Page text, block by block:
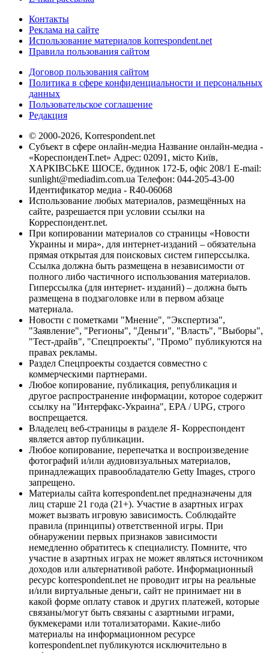
Контакты
Реклама на сайте
Использование материалов korrespondent.net
Правила пользования сайтом
Договор пользования сайтом
Политика в сфере конфиденциальности и персональных
данных
Пользовательское соглашение
Редакция
© 2000-2026, Korrespondent.net
Субъект в сфере онлайн-медиа Название онлайн-медиа -
«КореспонденТ.net» Адрес: 02091, місто Київ,
ХАРКІВСЬКЕ ШОСЕ, будинок 172-Б, офіс 208/1 E-mail:
sunlight@mediadim.com.ua Телефон: 044-205-43-00
Идентификатор медиа - R40-06068
Использование любых материалов, размещённых на
сайте, разрешается при условии ссылки на
Корреспондент.net.
При копировании материалов со страницы «Новости
Украины и мира», для интернет-изданий – обязательна
прямая открытая для поисковых систем гиперссылка.
Ссылка должна быть размещена в независимости от
полного либо частичного использования материалов.
Гиперссылка (для интернет- изданий) – должна быть
размещена в подзаголовке или в первом абзаце
материала.
Новости с пометками "Мнение", "Экспертиза",
"Заявление", "Регионы", "Деньги", "Власть", "Выборы",
"Тест-драйв", "Спецпроекты", "Промо" публикуются на
правах рекламы.
Раздел Спецпроекты создается совместно с
коммерческими партнерами.
Любое копирование, публикация, републикация и
другое распространение информации, которое содержит
ссылку на "Интерфакс-Украина", EPA / UPG, строго
воспрещается.
Владелец веб-страницы в разделе Я- Корреспондент
является автор публикации.
Любое копирование, перепечатка и воспроизведение
фотографий и/или аудиовизуальных материалов,
принадлежащих правообладателю Getty Images, строго
запрещено.
Материалы сайта korrespondent.net предназначены для
лиц старше 21 года (21+). Участие в азартных играх
может вызвать игровую зависимость. Соблюдайте
правила (принципы) ответственной игры. При
обнаружении первых признаков зависимости
немедленно обратитесь к специалисту. Помните, что
участие в азартных играх не может являться источником
доходов или альтернативой работе. Информационный
ресурс korrespondent.net не проводит игры на реальные
и/или виртуальные деньги, сайт не принимает ни в
какой форме оплату ставок и других платежей, которые
связаны/могут быть связаны с азартными играми,
букмекерами или тотализаторами. Какие-либо
материалы на информационном ресурсе
korrespondent.net публикуются исключительно в